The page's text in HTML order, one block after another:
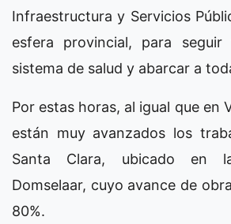
Infraestructura y Servicios
esfera provincial, para seguir
sistema de salud y abarcar a
Por estas horas, al igual que en
están muy avanzados los
Santa Clara, ubicado en
Domselaar, cuyo avance de
80%.